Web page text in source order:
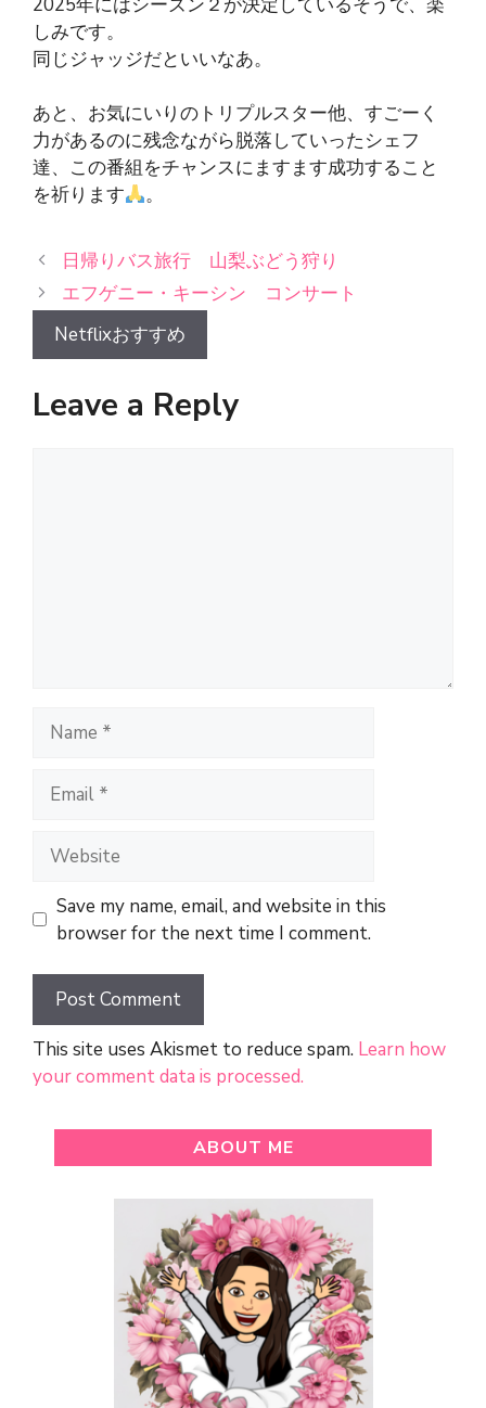
しみです。
同じジャッジだといいなあ。
あと、お気にいりのトリプルスター他、すごーく
力があるのに残念ながら脱落していったシェフ
達、この番組をチャンスにますます成功すること
を祈ります
。
日帰りバス旅行 山梨ぶどう狩り
エフゲニー・キーシン コンサート
Netflixおすすめ
Leave a Reply
Name
Email
Website
Save my name, email, and website in this
browser for the next time I comment.
This site uses Akismet to reduce spam. Learn how
your comment data is processed.
ABOUT ME